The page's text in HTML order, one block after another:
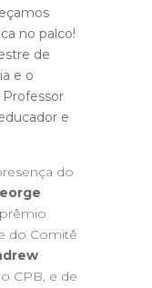
no palco!
de
e o
e
do
do Comitê
CPB, e de